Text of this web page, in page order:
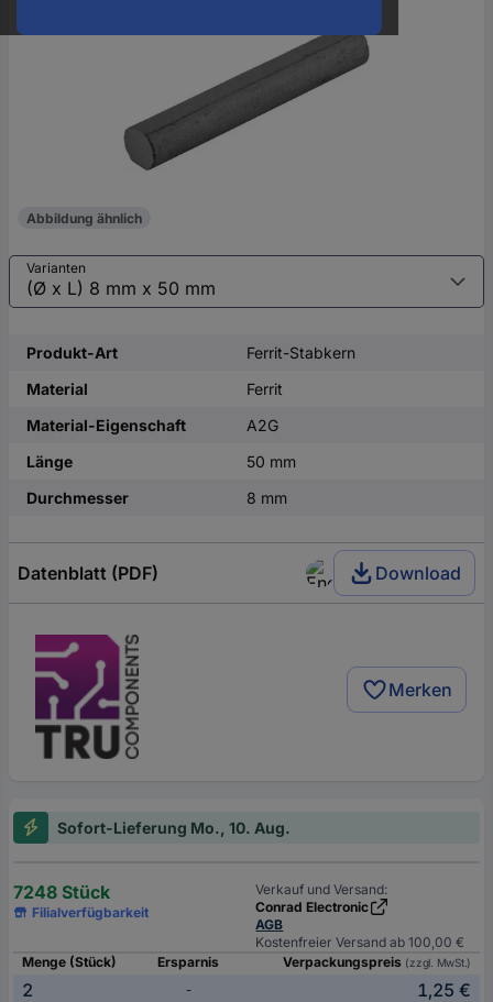
Abbildung ähnlich
Varianten
Produkt-Art
Ferrit-Stabkern
Material
Ferrit
Material-Eigenschaft
A2G
Länge
50 mm
Durchmesser
8 mm
Datenblatt (PDF) Download
Merken
Sofort-Lieferung Mo., 10. Aug.
7248 Stück
Filialverfügbarkeit
Verkauf und Versand:
Conrad Electronic
AGB
Kostenfreier Versand ab 100,00 €
Menge (Stück)
Ersparnis Verpackungspreis (zzgl. MwSt.)
2 -
1,25 €